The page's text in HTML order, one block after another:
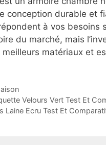
conception durable et
à vos besoins
du marché, mais
matériaux et
Velours Vert Test Et
Laine Ecru Test Et